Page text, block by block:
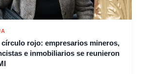
círculo rojo: empresarios mineros,
e inmobiliarios se reunieron